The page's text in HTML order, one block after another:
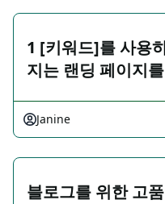
1 [키워드]를 사용
지는 랜딩 페이지
Janine
블로그를 위한 고